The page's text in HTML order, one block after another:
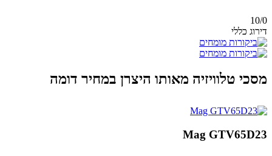
10/0
דירוג כללי
מסכי טלוויזיה מאותו היצרן במחיר דומה
Mag GTV65D23